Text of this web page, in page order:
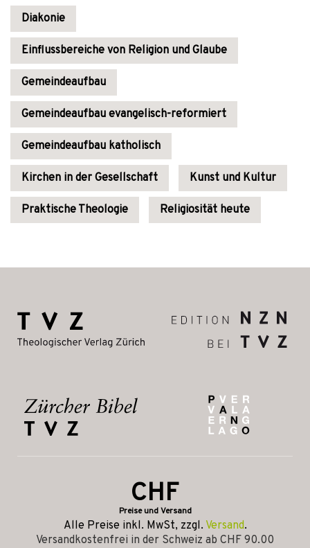
Diakonie
Einflussbereiche von Religion und Glaube
Gemeindeaufbau
Gemeindeaufbau evangelisch-reformiert
Gemeindeaufbau katholisch
Kirchen in der Gesellschaft Kunst und Kultur
Praktische Theologie Religiosität heute
CHF
Preise und Versand
Alle Preise inkl. MwSt, zzgl. Versand.
Versandkostenfrei in der Schweiz ab CHF 90.00